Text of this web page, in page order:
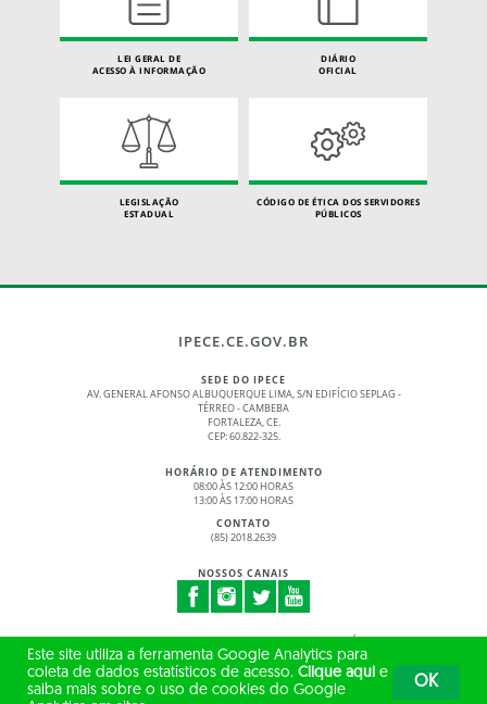
LEI GERAL DE
ACESSO À INFORMAÇÃO
DIÁRIO
OFICIAL
LEGISLAÇÃO
ESTADUAL
CÓDIGO DE ÉTICA DOS SERVIDORES
PÚBLICOS
IPECE.CE.GOV.BR
SEDE DO IPECE
AV. GENERAL AFONSO ALBUQUERQUE LIMA, S/N EDIFÍCIO SEPLAG -
TÉRREO - CAMBEBA
FORTALEZA, CE.
CEP: 60.822-325.
HORÁRIO DE ATENDIMENTO
08:00 ÀS 12:00 HORAS
13:00 ÀS 17:00 HORAS
CONTATO
(85) 2018.2639
NOSSOS CANAIS
© 2017 - 2026 – GOVERNO DO ESTADO DO CEARÁ
TODOS OS DIREITOS RESERVADOS
Este site utiliza a ferramenta Google Analytics para
coleta de dados estatísticos de acesso. Clique aqui e
saiba mais sobre o uso de cookies do Google
OK